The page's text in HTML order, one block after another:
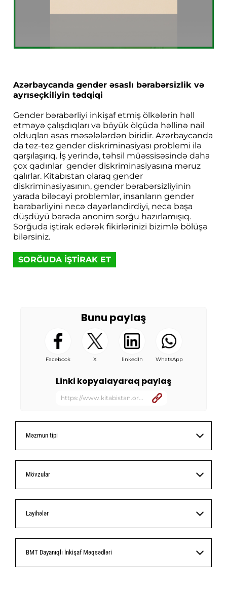
Azərbaycanda gender əsaslı bərabərsizlik və
ayrıseçkiliyin tədqiqi
Gender bərabərliyi inkişaf etmiş ölkələrin həll
etməyə çalışdıqları və böyük ölçüdə həllinə nail
olduqları əsas məsələlərdən biridir. Azərbaycanda
da tez-tez gender diskriminasiyası problemi ilə
qarşılaşırıq. İş yerində, təhsil müəssisəsində daha
çox qadınlar gender diskriminasiyasına məruz
qalırlar. Kitabıstan olaraq gender
diskriminasiyasının, gender bərabərsizliyinin
yarada biləcəyi problemlər, insanların gender
bərabərliyini necə dəyərləndirdiyi, necə başa
düşdüyü barədə anonim sorğu hazırlamışıq.
Sorğuda iştirak edərək fikirlərinizi bizimlə bölüşə
bilərsiniz.
SORĞUDA İŞTİRAK ET
Bunu paylaş
Facebook X linkedIn WhatsApp
Linki kopyalayaraq paylaş
https://www.kitabistan.or...
Məzmun tipi
Mövzular
Layihələr
BMT Dayanıqlı İnkişaf Məqsədləri